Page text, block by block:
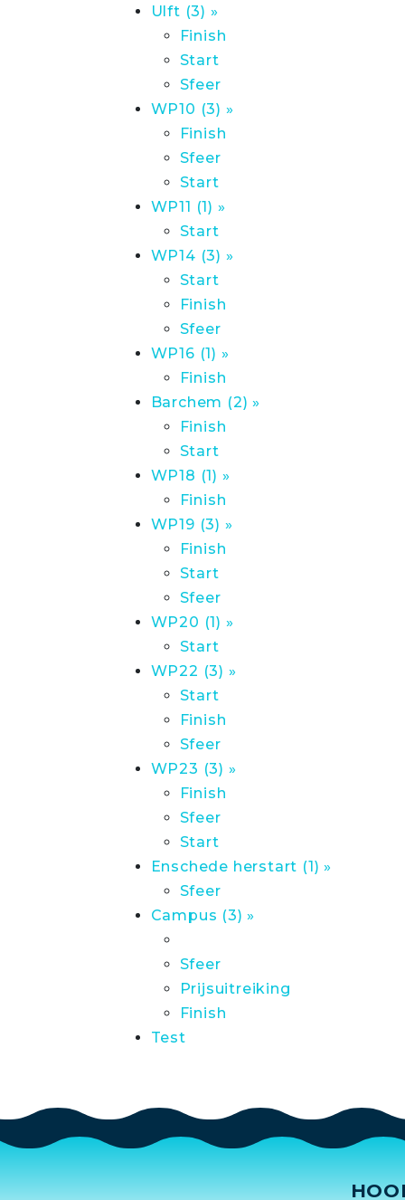
Ulft (3) »
Finish
Start
Sfeer
WP10 (3) »
Finish
Sfeer
Start
WP11 (1) »
Start
WP14 (3) »
Start
Finish
Sfeer
WP16 (1) »
Finish
Barchem (2) »
Finish
Start
WP18 (1) »
Finish
WP19 (3) »
Finish
Start
Sfeer
WP20 (1) »
Start
WP22 (3) »
Start
Finish
Sfeer
WP23 (3) »
Finish
Sfeer
Start
Enschede herstart (1) »
Sfeer
Campus (3) »
Sfeer
Prijsuitreiking
Finish
Test